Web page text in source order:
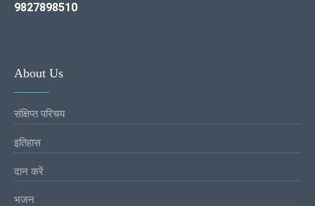
9827898510
About Us
संक्षिप्त परिचय
इतिहास
दान करें
भजन